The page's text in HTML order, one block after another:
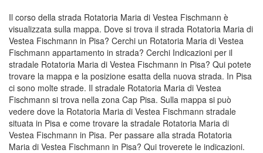
Il corso della strada Rotatoria Maria di Vestea Fischmann è
visualizzata sulla mappa. Dove si trova il strada Rotatoria Maria di
Vestea Fischmann in Pisa? Cerchi un Rotatoria Maria di Vestea
Fischmann appartamento in strada? Cerchi Indicazioni per il
stradale Rotatoria Maria di Vestea Fischmann in Pisa? Qui potete
trovare la mappa e la posizione esatta della nuova strada. In Pisa
ci sono molte strade. Il stradale Rotatoria Maria di Vestea
Fischmann si trova nella zona Cap Pisa. Sulla mappa si può
vedere dove la Rotatoria Maria di Vestea Fischmann stradale
situata in Pisa e come trovare la stradale Rotatoria Maria di
Vestea Fischmann in Pisa. Per passare alla strada Rotatoria
Maria di Vestea Fischmann in Pisa? Qui troverete le indicazioni.